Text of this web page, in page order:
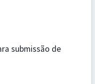
submissão de